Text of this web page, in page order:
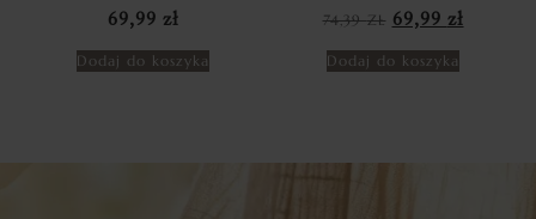
69,99 zł
Dodaj do koszyka
74,39ZŁ 69,99 zł
Dodaj do koszyka